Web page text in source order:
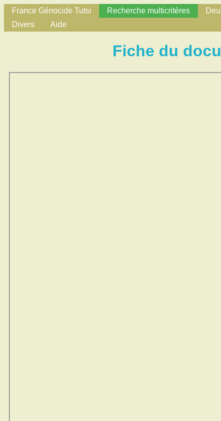
France Génocide Tutsi Recherche multicritères
Divers
Aide
Fiche du